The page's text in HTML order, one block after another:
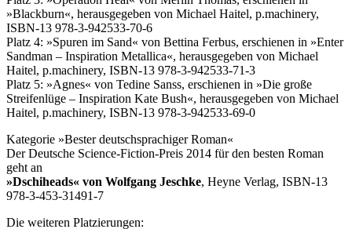
»Blackburn«, herausgegeben von Michael Haitel, p.machinery,
ISBN-13 978-3-942533-70-6
Platz 4: »Spuren im Sand« von Bettina Ferbus, erschienen in »Enter
Sandman – Inspiration Metallica«, herausgegeben von Michael
Haitel, p.machinery, ISBN-13 978-3-942533-71-3
Platz 5: »Agnes« von Tedine Sanss, erschienen in »Die große
Streifenlüge – Inspiration Kate Bush«, herausgegeben von Michael
Haitel, p.machinery, ISBN-13 978-3-942533-69-0
Kategorie »Bester deutschsprachiger Roman«
Der Deutsche Science-Fiction-Preis 2014 für den besten Roman
geht an
»Dschiheads« von Wolfgang Jeschke, Heyne Verlag, ISBN-13
978-3-453-31491-7
Die weiteren Platzierungen: